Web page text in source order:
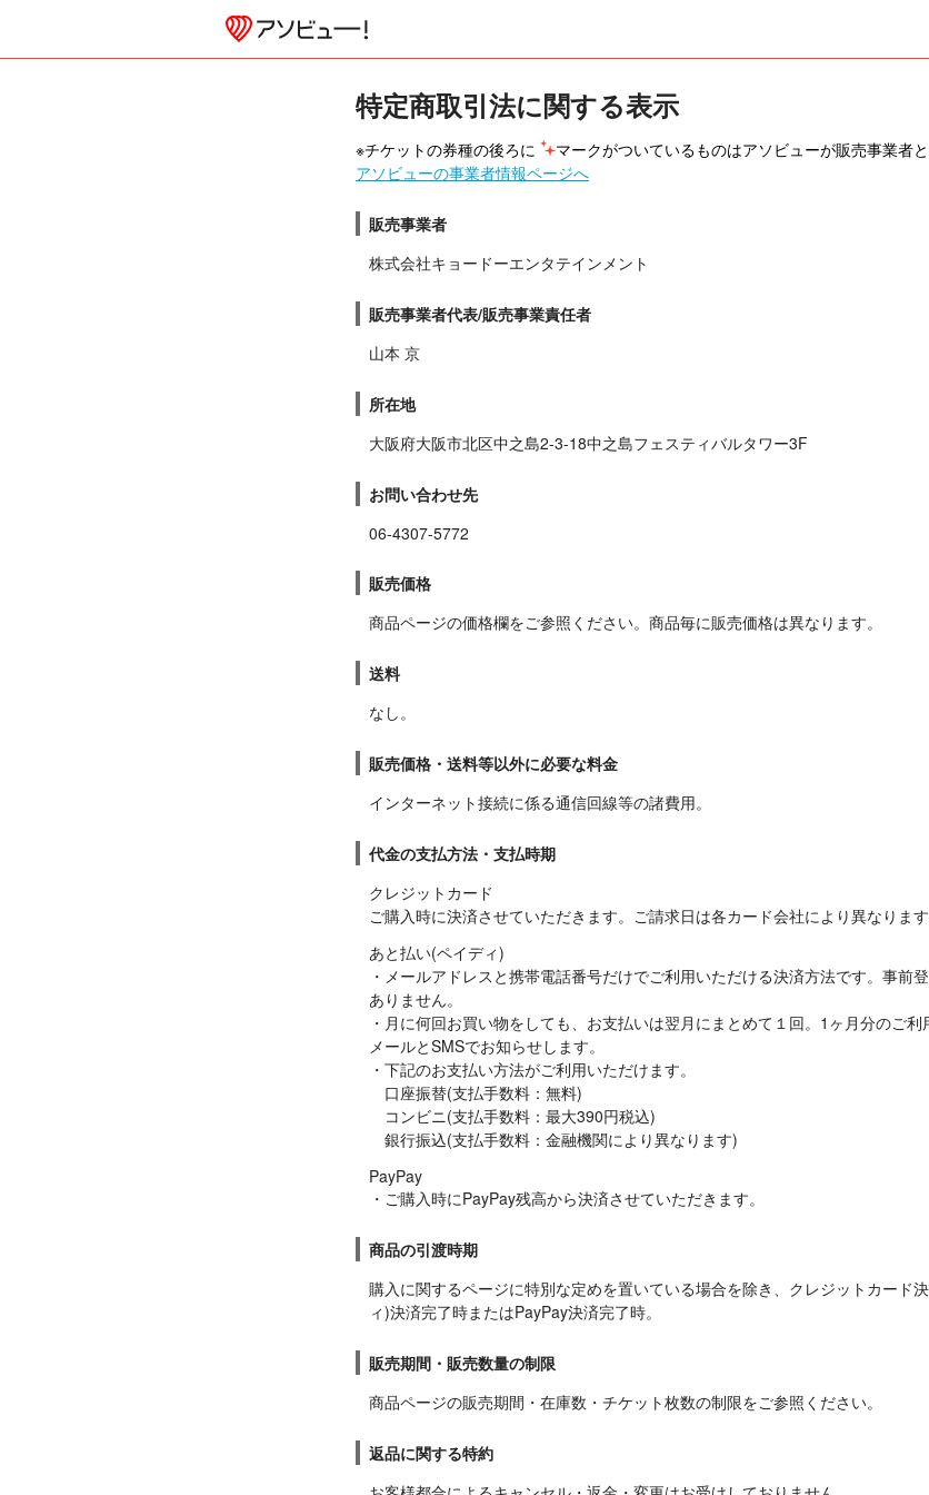
特定商取引法に関する表示
※チケットの券種の後ろに
マークがついているものはアソビューが販売事業者
アソビューの事業者情報ページへ
販売事業者
株式会社キョードーエンタテインメント
販売事業者代表/販売事業責任者
山本 京
所在地
大阪府大阪市北区中之島2-3-18中之島フェスティバルタワー3F
お問い合わせ先
06-4307-5772
販売価格
商品ページの価格欄をご参照ください。商品毎に販売価格は異なります。
送料
なし。
販売価格・送料等以外に必要な料金
インターネット接続に係る通信回線等の諸費用。
代金の支払方法・支払時期
クレジットカード
ご購入時に決済させていただきます。ご請求日は各カード会社により異なります
あと払い(ペイディ)
・メールアドレスと携帯電話番号だけでご利用いただける決済方法です。事前
ありません。
・月に何回お買い物をしても、お支払いは翌月にまとめて１回。1ヶ月分のご利
メールとSMSでお知らせします。
・下記のお支払い方法がご利用いただけます。
口座振替(支払手数料：無料)
コンビニ(支払手数料：最大390円税込)
銀行振込(支払手数料：金融機関により異なります)
PayPay
・ご購入時にPayPay残高から決済させていただきます。
商品の引渡時期
購入に関するページに特別な定めを置いている場合を除き、クレジットカード
ィ)決済完了時またはPayPay決済完了時。
販売期間・販売数量の制限
商品ページの販売期間・在庫数・チケット枚数の制限をご参照ください。
返品に関する特約